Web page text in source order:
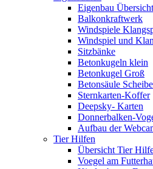
Eigenbau Übersicht
Balkonkraftwerk
Windspiele
Windspiel und
Sitzbänke
Betonkugeln klein
Betonkugel Groß
Betonsäule Scheibe
Sternkarten-Koffer
Deepsky- Karten
Donnerbalken-
Aufbau der
Tier Hilfen
Übersicht Tier
Voegel am